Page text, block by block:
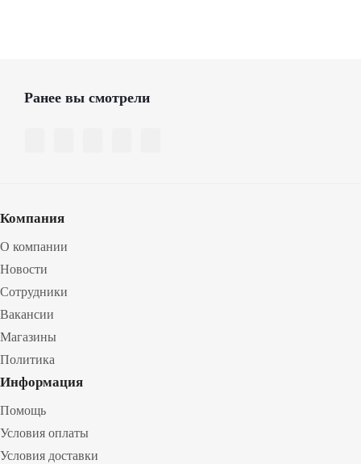
Ранее вы смотрели
Компания
О компании
Новости
Сотрудники
Вакансии
Магазины
Политика
Информация
Помощь
Условия оплаты
Условия доставки